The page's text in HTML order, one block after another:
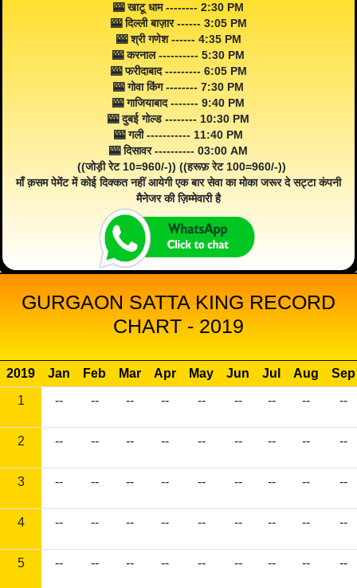
🎰 खाटू धाम -------- 2:30 PM
🎰 दिल्ली बाज़ार ------ 3:05 PM
🎰 श्री गणेश ------ 4:35 PM
🎰 करनाल ---------- 5:30 PM
🎰 फरीदाबाद --------- 6:05 PM
🎰 गोवा किंग -------- 7:30 PM
🎰 गाजियाबाद ------- 9:40 PM
🎰 दुबई गोल्ड -------- 10:30 PM
🎰 गली ----------- 11:40 PM
🎰 दिसावर ---------- 03:00 AM
((जोड़ी रेट 10=960/-)) ((हरूफ़ रेट 100=960/-))
माँ क़सम पेमेंट में कोई दिक्कत नहीं आयेगी एक बार सेवा का मोका जरूर दे सट्टा कंपनी
मैनेजर की ज़िम्मेवारी है
GURGAON SATTA KING RECORD
CHART - 2019
2019 Jan Feb Mar Apr May Jun Jul Aug
Sep
1
-- -- -- -- -- -- -- -- --
2 -- -- -- -- -- -- -- -- --
3 -- -- -- -- -- -- -- -- --
4 -- -- -- -- -- -- -- -- --
5 -- -- -- -- -- -- -- -- --